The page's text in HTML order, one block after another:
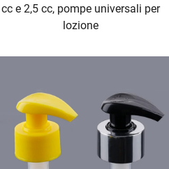
cc e 2,5 cc, pompe universali per
lozione